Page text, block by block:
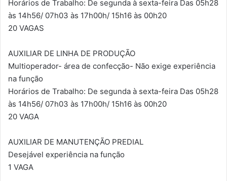
Horários de Trabalho: De segunda à sexta-feira Das 05h28
às 14h56/ 07h03 às 17h00h/ 15h16 às 00h20
20 VAGAS
AUXILIAR DE LINHA DE PRODUÇÃO
Multioperador- área de confecção- Não exige experiência
na função
Horários de Trabalho: De segunda à sexta-feira Das 05h28
às 14h56/ 07h03 às 17h00h/ 15h16 às 00h20
20 VAGA
AUXILIAR DE MANUTENÇÃO PREDIAL
Desejável experiência na função
1 VAGA